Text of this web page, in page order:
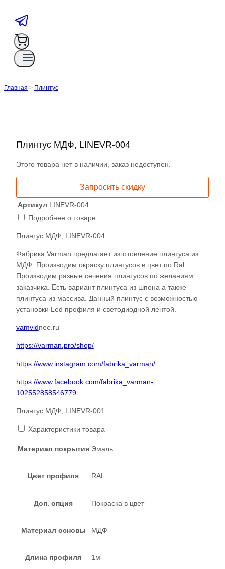
Главная > Плинтус
Плинтус МДФ, LINEVR-004
Этого товара нет в наличии, заказ недоступен.
Запросить скидку
Артикул LINEVR-004
Подробнее о товаре
Плинтус МДФ, LINEVR-004
Фабрика Varman предлагает изготовление плинтуса из
МДФ. Производим окраску плинтусов в цвет по Ral.
Производим разные сечения плинтусов по желаниям
заказчика. Есть вариант плинтуса из шпона а также
плинтуса из массива. Данный плинтус с возможностью
установки Led профиля и светодиодной лентой.
vamvidnee.ru
https://varman.pro/shop/
https://www.instagram.com/fabrika_varman/
https://www.facebook.com/fabrika_varman-
102552858546779
Плинтус МДФ, LINEVR-001
Характеристики товара
Материал покрытия Эмаль
Цвет профиля RAL
Доп. опция Покраска в цвет
Материал основы МДФ
Длина профиля 1м